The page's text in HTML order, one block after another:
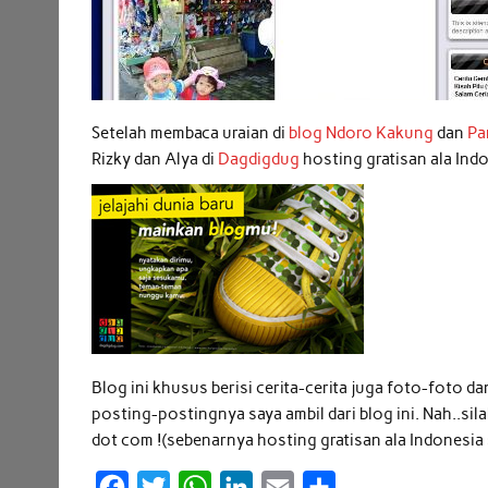
Setelah membaca uraian di blog Ndoro Kakungdan
Rizky dan Alya di Dagdigdug hosting gratisan ala
Blog ini khusus berisi cerita-cerita juga foto-foto dan
posting-postingnya saya ambil dari blog ini.
dot com !(sebenarnya hosting gratisan ala